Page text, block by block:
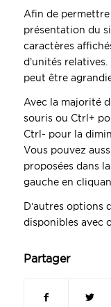
Afin de
présentation du
caractères
d’unités
peut être
Avec la majorité
souris ou Ctrl+
Ctrl- pour la
Vous pouvez
proposées dans
gauche en
D’autres options
disponibles avec
Partager